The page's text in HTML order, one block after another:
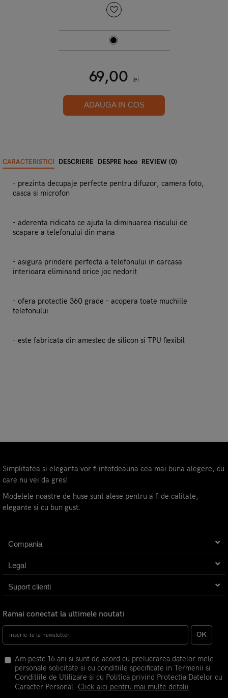
69,00 lei
ADAUGA IN COS
CARACTERISTICI DESCRIERE DESPRE hoco REVIEW (0)
- prezinta decupaje perfecte pentru difuzor, camera foto,
casca si microfon
- aderenta ridicata ce ajuta la diminuarea riscului de
scapare a telefonului din mana
- asigura prindere perfecta a telefonului in carcasa
interioara eliminand orice joc nedorit
- ofera protectie 360 grade - acopera toate muchiile
telefonului
- este fabricata din amestec de silicon si TPU flexibil
Simplitatea si eleganta vor fi intotdeauna cea mai buna alegere, cu
care nu vei da gres!
Modelele noastre de huse sunt alese pentru a fi de calitate,
elegante si cu bun gust.
Compania
Legal
Suport clienti
Ramai conectat la ultimele noutati
OK
Am peste 16 ani si sunt de acord cu prelucrarea datelor mele
personale solicitate si cu conditiile specificate in Termenii si
Conditiile de Utilizare si cu Politica privind Protectia Datelor cu
Caracter Personal. Click aici pentru mai multe detalii